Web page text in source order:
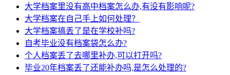
大学档案里没有高中档案怎么办,有没有影响呢?
大学档案在自己手上如何处理？
大学档案搞丢了是在学校补吗?
自考毕业没有档案袋怎么办?
个人档案丢了去哪里补办,可以打开吗?
毕业20年档案丢了还能补办吗,是怎么处理的?